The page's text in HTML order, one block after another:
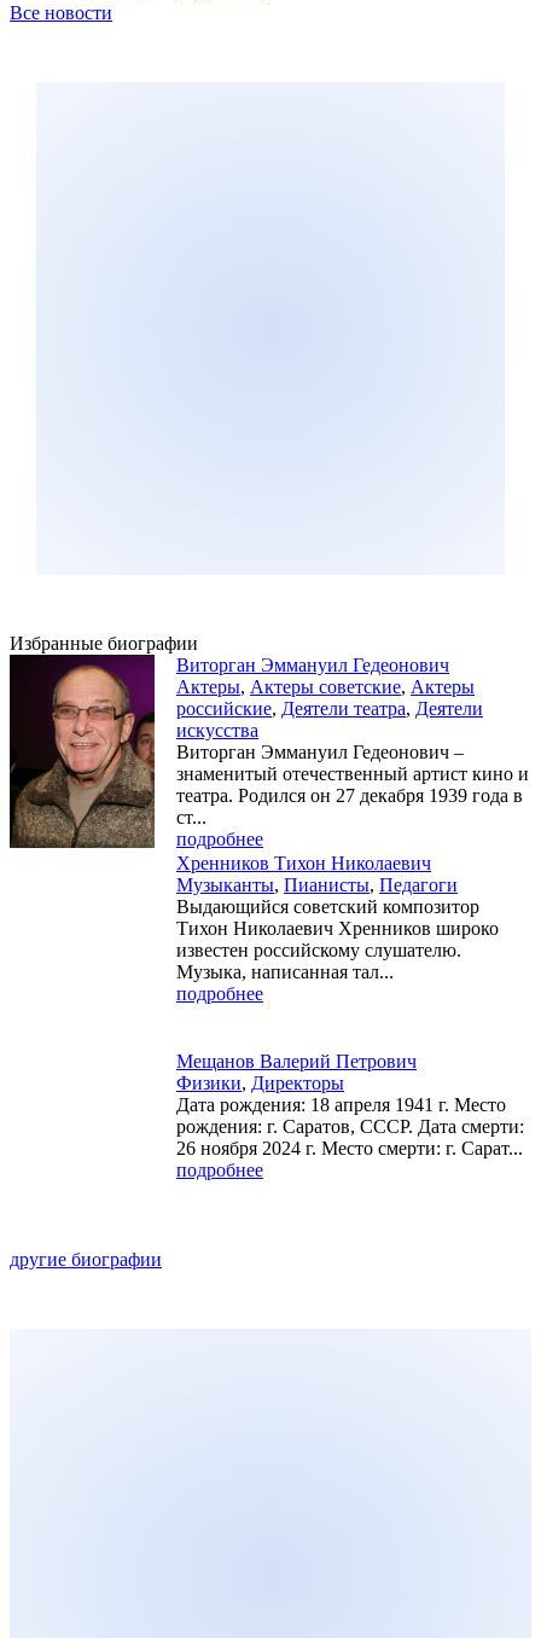
Все новости
Избранные биографии
Виторган Эммануил Гедеонович
Актеры, Актеры советские, Актеры
российские, Деятели театра, Деятели
искусства
Виторган Эммануил Гедеонович –
знаменитый отечественный артист кино и
театра. Родился он 27 декабря 1939 года в
ст...
подробнее
Хренников Тихон Николаевич
Музыканты, Пианисты, Педагоги
Выдающийся советский композитор
Тихон Николаевич Хренников широко
известен российскому слушателю.
Музыка, написанная тал...
подробнее
Мещанов Валерий Петрович
Физики, Директоры
Дата рождения: 18 апреля 1941 г. Место
рождения: г. Саратов, СССР. Дата смерти:
26 ноября 2024 г. Место смерти: г. Сарат...
подробнее
другие биографии